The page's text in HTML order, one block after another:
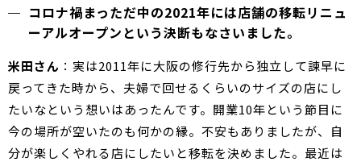
コロナ禍まっただ中の2021年には店舗の移転リニュ
ーアルオープンという決断もなさいました。
米田さん ：実は2011年に大阪の修行先から独立して諫早に
戻ってきた時から、夫婦で回せるくらいのサイズの店にし
たいなという想いはあったんです。開業10年という節目に
今の場所が空いたのも何かの縁。不安もありましたが、自
分が楽しくやれる店にしたいと移転を決めました。最近は